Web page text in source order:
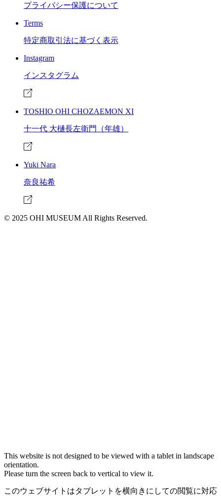
プライバシー保護について
Terms
特定商取引法に基づく表示
Instagram
インスタグラム
TOSHIO OHI CHOZAEMON XI
十一代 大樋長左衛門（年雄）
Yuki Nara
奈良祐希
© 2025 OHI MUSEUM All Rights Reserved.
This website is not designed to be viewed with a tablet in landscape
orientation.
Please turn the screen back to vertical to view it.
このウェブサイトはタブレットを横向きにしての閲覧に対応